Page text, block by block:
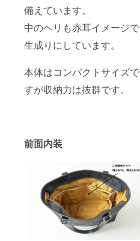
備えています。
中のヘリも赤耳イメージで
生成りにしています。
本体はコンパクトサイズで
すが収納力は抜群です。
前面内装